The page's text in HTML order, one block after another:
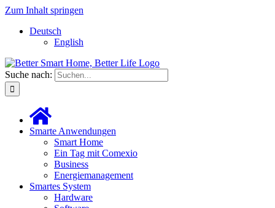
Zum Inhalt springen
Deutsch
English
Suche nach:
Smarte Anwendungen
Smart Home
Ein Tag mit Comexio
Business
Energiemanagement
Smartes System
Hardware